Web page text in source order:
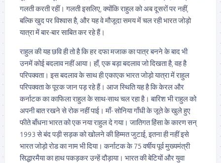
गलती करती रहीं। गलती इसलिए, क्योंकि राहुल को अब दूसरों पर नहीं,
बल्कि खुद पर विश्वास है, और यह वे मौजूदा समय में चल रही भारत जोड़ो
यात्रा में बार-बार साबित कर रहे हैं।
राहुल की यह छवि ही तो है कि हर दफा मजाक का पात्र बनने के बाद भी
उनमें कोई बदलाव नहीं आया। हाँ, एक बड़ा बदलाव जो दिखता है, वह है
परिपक्वता। इस बदलाव के साथ ही एकाएक भारत जोड़ो यात्रा में राहुल
परिपक्वता के पूरक जान पड़ रहे हैं। आज स्थिति यह है कि केरल और
कर्नाटक का काफिला राहुल के साथ-साथ चल रहा है। बारिश भी राहुल को
अपनी बात रखने से रोक नहीं पाई। माँ- सोनिया गाँधी के जूते के खुले हुए
फीते बाँधना भारत को एक नया राहुल दे गया। जातिगत हिंसा के कारण सन्
1993 से बंद पड़ी सड़क को खोलने की हिम्मत जुटाई, इतना ही नहीं इसे
भारत जोड़ो रोड का नाम भी दिया। कर्नाटक के 75 वर्षीय पूर्व मुख्यमंत्री
सिद्धारमैया का हाथ पकड़कर उन्हें दौड़ाया। भारत की बेटियों और युवा